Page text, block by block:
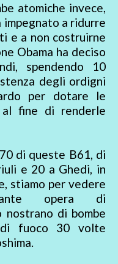
atomiche invece,
a ridurre
e a non costruirne
Obama ha deciso
spendendo 10
degli ordigni
per dotare le
fine di renderle
di queste B61, di
e 20 a Ghedi, in
stiamo per vedere
opera di
nostrano di bombe
di fuoco 30 volte